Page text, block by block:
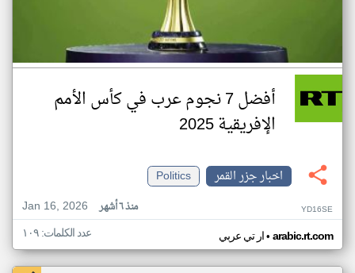
أفضل 7 نجوم عرب في كأس الأمم
الإفريقية 2025
اخبار جزر القمر
Politics
Jan 16, 2026
منذ ٦ أشهر YD16SE
ار تي عربي• arabic.rt.com عدد الكلمات: ١٠٩